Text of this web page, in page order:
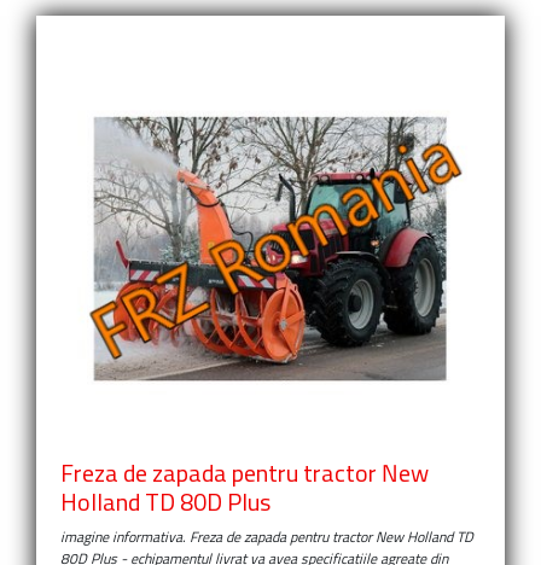
Freza de zapada pentru tractor New
Holland TD 80D Plus
imagine informativa. Freza de zapada pentru tractor New Holland TD
80D Plus- echipamentul livrat va avea specificatiile agreate din